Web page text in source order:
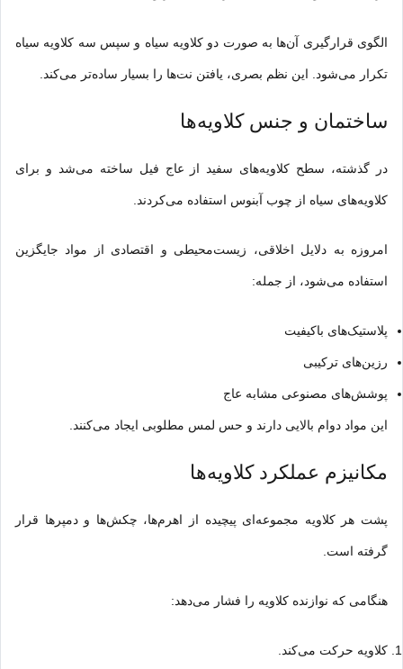
الگوی قرارگیری آن‌ها به صورت دو کلاویه سیاه و سپس سه کلاویه سیاه
تکرار می‌شود. این نظم بصری، یافتن نت‌ها را بسیار ساده‌تر می‌کند.
ساختمان و جنس کلاویه‌ها
در گذشته، سطح کلاویه‌های سفید از عاج فیل ساخته می‌شد و برای
کلاویه‌های سیاه از چوب آبنوس استفاده می‌کردند.
امروزه به دلایل اخلاقی، زیست‌محیطی و اقتصادی از مواد جایگزین
استفاده می‌شود، از جمله:
پلاستیک‌های باکیفیت
رزین‌های ترکیبی
پوشش‌های مصنوعی مشابه عاج
این مواد دوام بالایی دارند و حس لمس مطلوبی ایجاد می‌کنند.
مکانیزم عملکرد کلاویه‌ها
پشت هر کلاویه مجموعه‌ای پیچیده از اهرم‌ها، چکش‌ها و دمپرها قرار
گرفته است.
هنگامی که نوازنده کلاویه را فشار می‌دهد:
کلاویه حرکت می‌کند.